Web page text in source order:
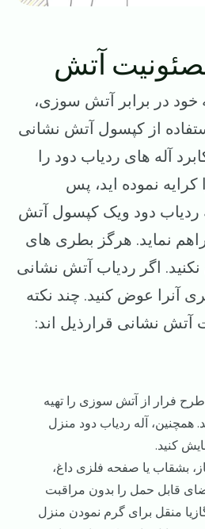
آتش
خود در برابر آتش سوزی،
از کپسول آتش نشانی
آله های ردیاب دود را
کرایه نموده اید، پس
ردیاب دود ویک کپسول آتش
نماید. هرگز بطری های
نکنید. اگر ردیاب آتش نشانی
آنرا عوض کنید. چند نکته
آتش نشانی قرارذیل اند:
طرح فرار از آتش سوزی را تهیه
همچنین، آله ردیاب دود منزل
کنید.
بشقاب یا صفحه فلزی داغ،
قابل حمل را بدون مراقبت
منقل برای گرم نمودن منزل